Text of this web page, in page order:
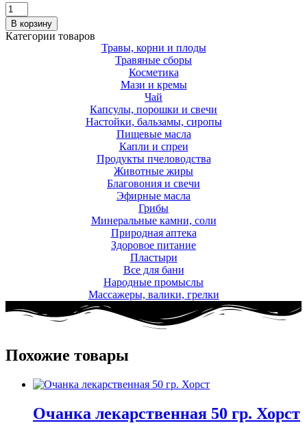
Количество
Дягиль,
корень
В корзину
Категории товаров
Травы, корни и плоды
Травяные сборы
Косметика
Мази и кремы
Чай
Капсулы, порошки и свечи
Настойки, бальзамы, сиропы
Пищевые масла
Капли и спреи
Продукты пчеловодства
Животные жиры
Благовония и свечи
Эфирные масла
Грибы
Минеральные камни, соли
Природная аптека
Здоровое питание
Пластыри
Все для бани
Народные промыслы
Массажеры, валики, грелки​
Похожие товары
Очанка лекарственная 50 гр. Хорст